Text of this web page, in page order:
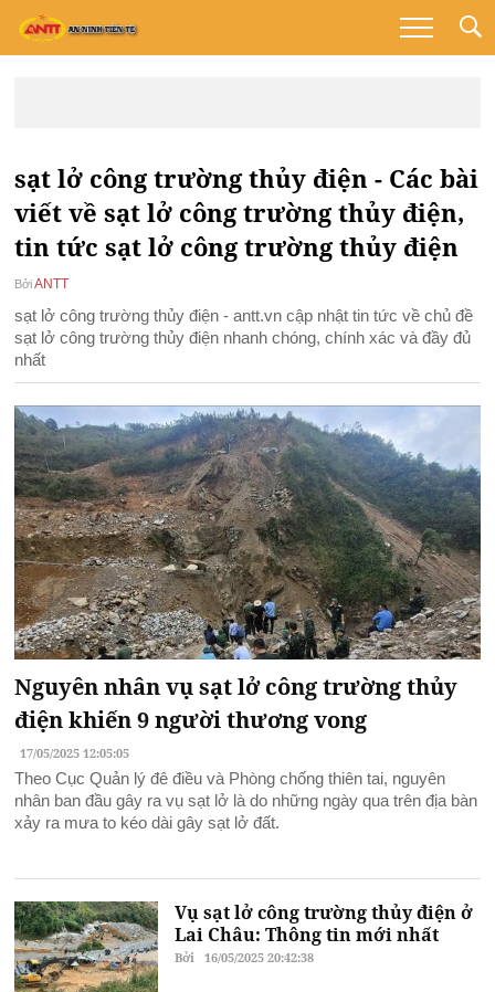
sạt lở công trường thủy điện - Các bài
viết về sạt lở công trường thủy điện,
tin tức sạt lở công trường thủy điện
Bởi ANTT
sạt lở công trường thủy điện - antt.vn cập nhật tin tức về chủ đề
sạt lở công trường thủy điện nhanh chóng, chính xác và đầy đủ
nhất
Nguyên nhân vụ sạt lở công trường thủy
điện khiến 9 người thương vong
17/05/2025 12:05:05
Theo Cục Quản lý đê điều và Phòng chống thiên tai, nguyên
nhân ban đầu gây ra vụ sạt lở là do những ngày qua trên địa bàn
xảy ra mưa to kéo dài gây sạt lở đất.
Vụ sạt lở công trường thủy điện ở
Lai Châu: Thông tin mới nhất
Bởi 16/05/2025 20:42:38